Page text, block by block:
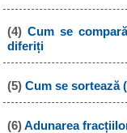
(4) Cum se
diferiți
(5) Cum se sortează
(6)Adunarea